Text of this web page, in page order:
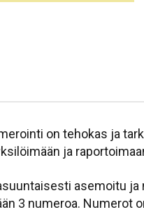
on tehokas ja
ja
asemoitu
3 numeroa. Numerot